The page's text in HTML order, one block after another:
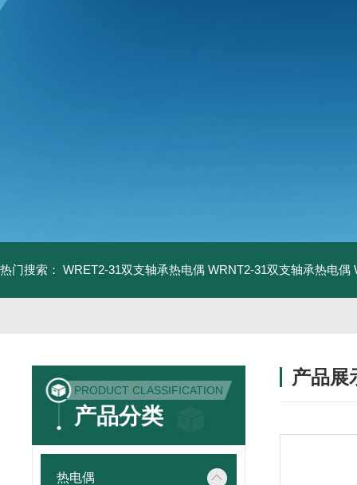
热门搜索： WRET2-31双支轴承热电偶 WRNT2-31双支轴承热电偶
PRODUCT CLASSIFICATION
产品分类
热电偶
产品展